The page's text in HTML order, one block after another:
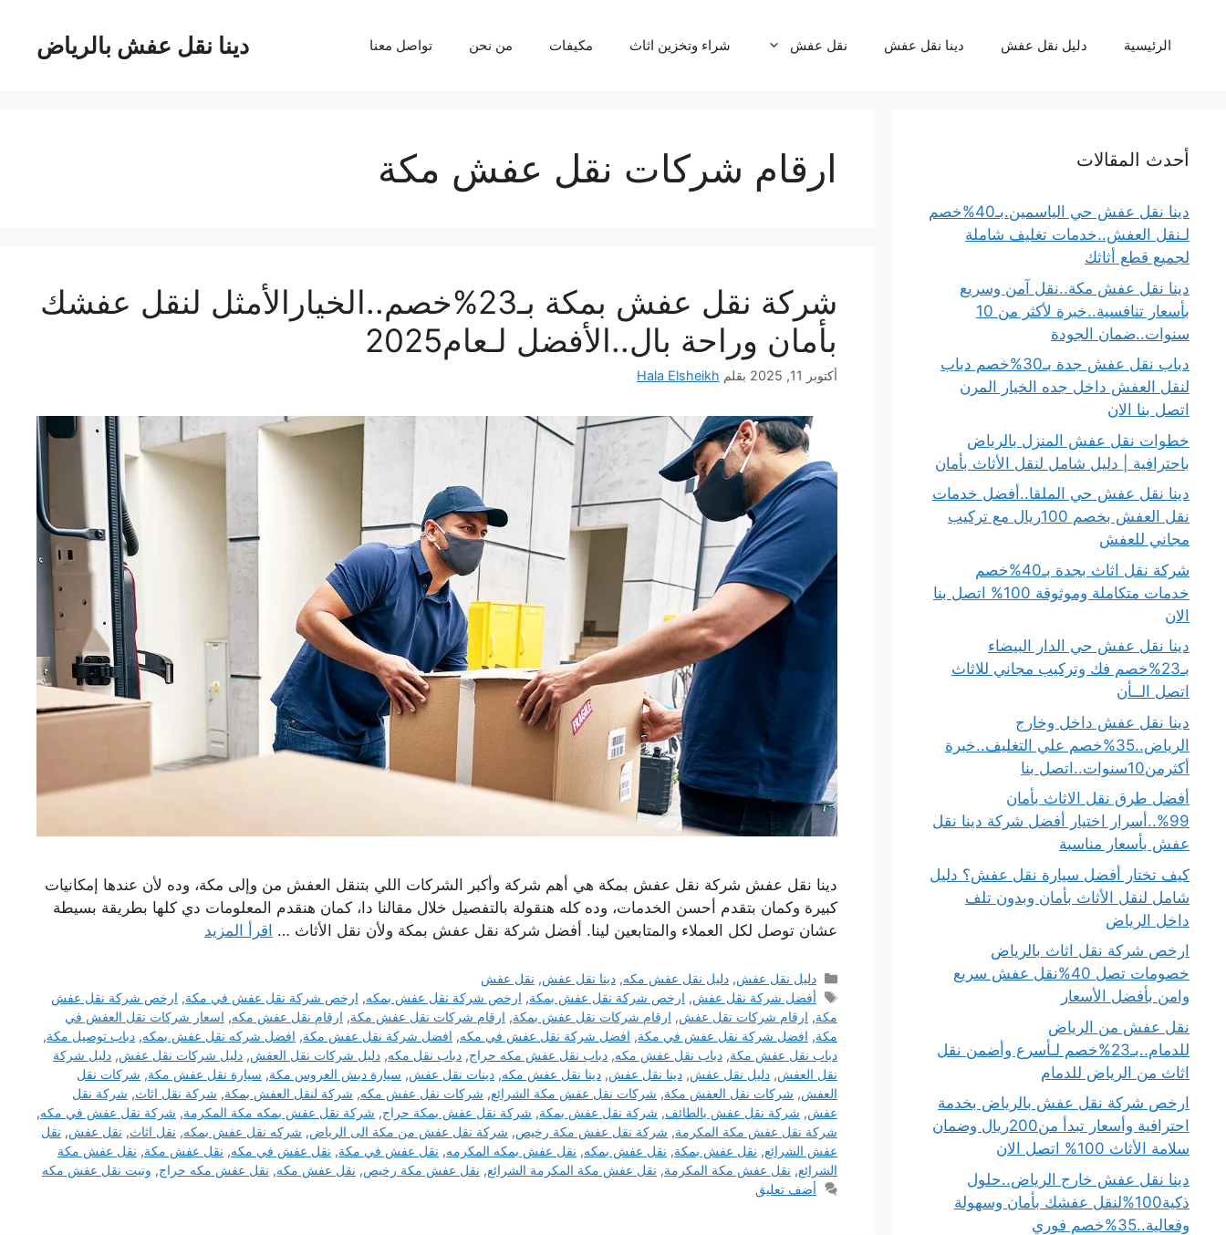
دينا نقل عفش بالرياض الرئيسية دليل نقل عفش دينا نقل عفش نقل عفش شراء وتخزين اثاث مكيفات من نحن تواصل معنا
ارقام شركات نقل عفش مكة
شركة نقل عفش بمكة بـ23%خصم..الخيارالأمثل لنقل عفشك
بأمان وراحة بال..الأفضل لـعام2025
أكتوبر 11, 2025 بقلم Hala Elsheikh
دينا نقل عفش شركة نقل عفش بمكة هي أهم شركة وأكبر الشركات اللي بتنقل العفش من وإلى مكة، وده لأن عندها إمكانيات
كبيرة وكمان بتقدم أحسن الخدمات، وده كله هنقولة بالتفصيل خلال مقالنا دا، كمان هنقدم المعلومات دي كلها بطريقة بسيطة
عشان توصل لكل العملاء والمتابعين لينا. أفضل شركة نقل عفش بمكة ولأن نقل الأثاث … اقرأ المزيد
التصنيفات
دليل نقل عفش,دليل نقل عفش مكه,دينا نقل عفش, نقل عفش
الوسوم
أفضل شركة نقل عفش, ارخص شركة نقل عفش بمكة, ارخص شركة نقل عفش بمكه, ارخص شركة نقل عفش في مكة, ارخص شركة نقل عفش
مكة, ارقام شركات نقل عفش, ارقام شركات نقل عفش بمكة, ارقام شركات نقل عفش مكة, ارقام نقل عفش مكه, اسعار شركات نقل العفش في
مكة, افضل شركة نقل عفش في مكة, افضل شركة نقل عفش في مكه, افضل شركة نقل عفش مكة, افضل شركه نقل عفش بمكه, دباب توصيل مكة,
دباب نقل عفش مكة, دباب نقل عفش مكه, دباب نقل عفش مكه حراج, دباب نقل مكه, دليل شركات نقل العفش, دليل شركات نقل عفش, دليل شركة
نقل العفش, دليل نقل عفش, دينا نقل عفش, دينا نقل عفش مكه, دينات نقل عفش, سيارة دبش العروس مكة, سيارة نقل عفش مكة, شركات نقل
العفش, شركات نقل العفش مكة, شركات نقل عفش مكة الشرائع, شركات نقل عفش مكه, شركة لنقل العفش بمكة, شركة نقل اثاث, شركة نقل
عفش, شركة نقل عفش بالطائف, شركة نقل عفش بمكة, شركة نقل عفش بمكة حراج, شركة نقل عفش بمكه مكة المكرمة, شركة نقل عفش في مكه,
شركة نقل عفش مكة المكرمة, شركة نقل عفش مكة رخيص, شركة نقل عفش من مكة الى الرياض, شركه نقل عفش بمكه, نقل اثاث, نقل عفش, نقل
عفش الشرائع, نقل عفش بمكة, نقل عفش بمكه, نقل عفش بمكه المكرمه, نقل عفش في مكة, نقل عفش في مكه, نقل عفش مكة, نقل عفش مكة
الشرائع, نقل عفش مكة المكرمة, نقل عفش مكة المكرمة الشرائع, نقل عفش مكة رخيص, نقل عفش مكه, نقل عفش مكه حراج, ونيت نقل عفش مكه
أضف تعليق
أحدث المقالات
دينا نقل عفش حي الياسمين.بـ40%خصم
لـنقل العفش..خدمات تغليف شاملة
لجميع قطع أثاثك
دينا نقل عفش مكة..نقل آمن وسريع
بأسعار تنافسية..خبرة لأكثر من 10
سنوات..ضمان الجودة
دباب نقل عفش جدة بـ30%خصم دباب
لنقل العفش داخل جده الخيار المرن
اتصل بنا الان
خطوات نقل عفش المنزل بالرياض
باحترافية | دليل شامل لنقل الأثاث بأمان
دينا نقل عفش حي الملقا..أفضل خدمات
نقل العفش بخصم 100ريال مع تركيب
مجاني للعفش
شركة نقل اثاث بجدة بـ40%خصم
خدمات متكاملة وموثوقة 100% اتصل بنا
الان
دينا نقل عفش حي الدار البيضاء
بـ23%خصم فك وتركيب مجاني للاثاث
اتصل الــأن
دينا نقل عفش داخل وخارج
الرياض..35%خصم علي التغليف..خبرة
أكثرمن10سنوات..اتصل بنا
أفضل طرق نقل الاثاث بأمان
99%..أسرار اختيار أفضل شركة دينا نقل
عفش بأسعار مناسبة
كيف تختار أفضل سيارة نقل عفش؟ دليل
شامل لنقل الأثاث بأمان وبدون تلف
داخل الرياض
ارخص شركة نقل اثاث بالرياض
خصومات تصل 40%نقل عفش سريع
وامن بأفضل الأسعار
نقل عفش من الرياض
للدمام..بـ23%خصم لـأسرع وأضمن نقل
اثاث من الرياض للدمام
ارخص شركة نقل عفش بالرياض بخدمة
احترافية وأسعار تبدأ من200ريال وضمان
سلامة الأثاث 100% اتصل الان
دينا نقل عفش خارج الرياض..حلول
ذكية100%لنقل عفشك بأمان وسهولة
وفعالية..35%خصم فوري